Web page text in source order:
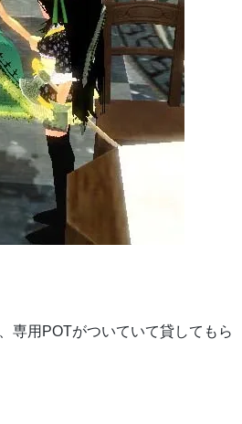
専用POTがついていて貸してもら